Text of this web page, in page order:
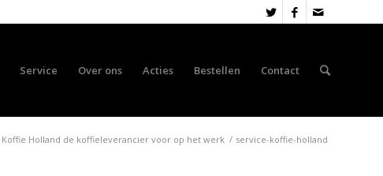
Service Over ons Acties Bestellen Contact
Koffie Holland de koffieleverancier voor op het werk / service-koffie-holland